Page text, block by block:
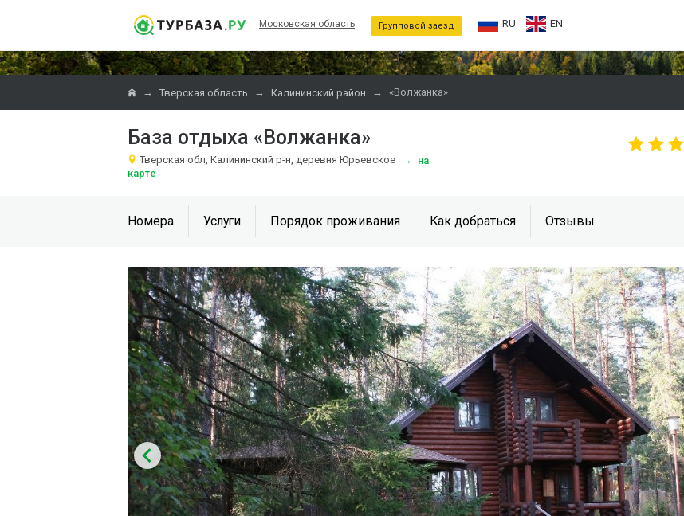
Московская область Групповой заезд RU EN
→ Тверская область → Калининский район → «Волжанка»
База отдыха «Волжанка»
Тверская обл, Калининский р-н, деревня Юрьевское →
на
карте
Номера Услуги Порядок проживания Как добраться Отзывы